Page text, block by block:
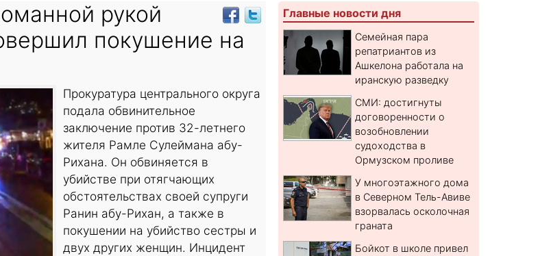
рукой
покушение на
Прокуратура центрального округа
подала обвинительное
заключение против 32-летнего
жителя Рамле Сулеймана абу-
Рихана. Он обвиняется в
убийстве при отягчающих
обстоятельствах своей супруги
Ранин абу-Рихан, а также в
покушении на убийство сестры и
двух других женщин. Инцидент
Главные новости дня
Семейная пара
репатриантов из
Ашкелона работала на
иранскую разведку
СМИ: достигнуты
договоренности о
возобновлении
судоходства в
Ормузском проливе
У многоэтажного дома
в Северном Тель-Авиве
взорвалась осколочная
граната
Бойкот в школе привел